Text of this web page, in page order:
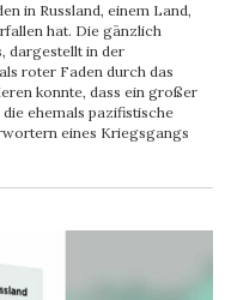
in Russland, einem Land,
hat. Die gänzlich
dargestellt in der
roter Faden durch das
konnte, dass ein großer
ehemals pazifistische
eines Kriegsgangs